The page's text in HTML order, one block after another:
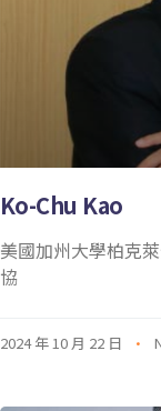
Ko-Chu Kao
美國加州大學柏克
協
2024 年 10 月 22 日